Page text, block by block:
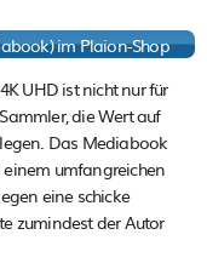
im Plaion-Shop
UHD ist nicht nur für
die Wert auf
Das Mediabook
umfangreichen
eine schicke
zumindest der Autor